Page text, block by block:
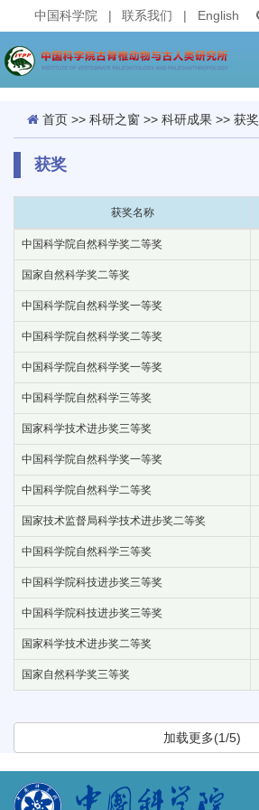
中国科学院 | 联系我们 | English
首页 >> 科研之窗 >> 科研成果 >> 获奖
获奖
获奖名称
中国科学院自然科学奖二等奖
国家自然科学奖二等奖
中国科学院自然科学奖一等奖
中国科学院自然科学奖二等奖
中国科学院自然科学奖一等奖
中国科学院自然科学三等奖
国家科学技术进步奖三等奖
中国科学院自然科学奖一等奖
中国科学院自然科学二等奖
国家技术监督局科学技术进步奖二等奖
中国科学院自然科学三等奖
中国科学院科技进步奖三等奖
中国科学院科技进步奖三等奖
国家科学技术进步奖二等奖
国家自然科学奖三等奖
加载更多(1/5)